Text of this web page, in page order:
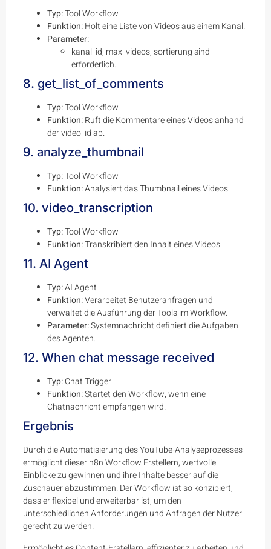
Typ:Tool Workflow
Funktion:Holt eine Liste von Videos aus einem Kanal.
Parameter:
kanal_id, max_videos, sortierung sind
erforderlich.
8. get_list_of_comments
Typ:Tool Workflow
Funktion:Ruft die Kommentare eines Videos anhand
der video_id ab.
9. analyze_thumbnail
Typ:Tool Workflow
Funktion:Analysiert das Thumbnail eines Videos.
10. video_transcription
Typ:Tool Workflow
Funktion:Transkribiert den Inhalt eines Videos.
11. AI Agent
Typ:AI Agent
Funktion:Verarbeitet Benutzeranfragen und
verwaltet die Ausführung der Tools im Workflow.
Parameter:Systemnachricht definiert die Aufgaben
des Agenten.
12. When chat message received
Typ:Chat Trigger
Funktion:Startet den Workflow, wenn eine
Chatnachricht empfangen wird.
Ergebnis
Durch die Automatisierung des YouTube-Analyseprozesses
ermöglicht dieser n8n Workflow Erstellern, wertvolle
Einblicke zu gewinnen und ihre Inhalte besser auf die
Zuschauer abzustimmen. Der Workflow ist so konzipiert,
dass er flexibel und erweiterbar ist, um den
unterschiedlichen Anforderungen und Anfragen der Nutzer
gerecht zu werden.